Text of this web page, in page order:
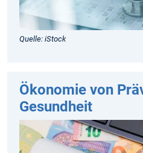
Quelle: iStock
Ökonomie von
Gesundheit